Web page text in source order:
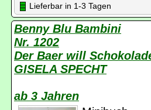
Lieferbar in 1-3 Tagen
Benny Blu Bambini
Nr. 1202
Der Baer will
GISELA SPECHT
ab 3 Jahren